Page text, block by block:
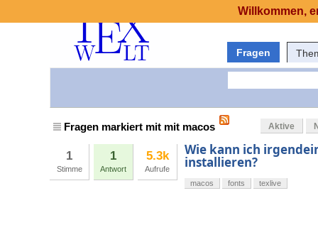
Fragen
Fragen markiert mit mit macos Aktive
1
Stimme
1
Antwort
5.3k
Aufrufe
Wie kann ich
installieren?
macos fonts texlive
Willkommen,